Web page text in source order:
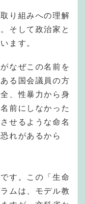
り組みへの理解
そして政治家と
ます。
なぜこの名前を
る国会議員の方
、性暴力から身
前にしなかった
せるような命名
れがあるから
す。この「生命
ムは、モデル教